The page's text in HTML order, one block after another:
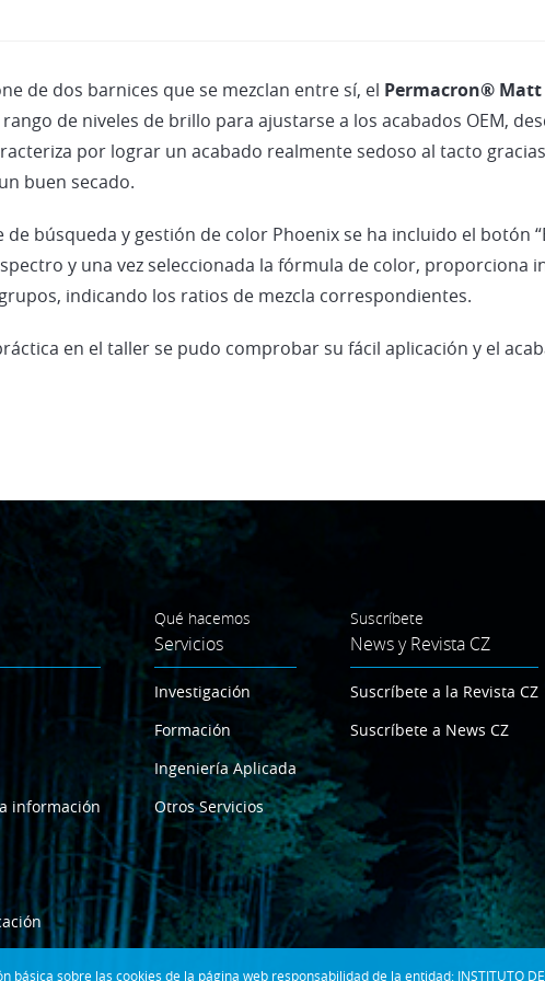
básica sobre las cookies de la página web responsabilidad de la entidad: INSTITUTO
de dos barnices que se mezclan entre sí, el Permacron® Matt
de niveles de brillo para ajustarse a los acabados OEM,
por lograr un acabado realmente sedoso al tacto
buen secado.
de búsqueda y gestión de color Phoenix se ha incluido el
y una vez seleccionada la fórmula de color, proporciona
indicando los ratios de mezcla correspondientes.
en el taller se pudo comprobar su fácil aplicación y el
información
Qué hacemos
Servicios
Investigación
Formación
Ingeniería Aplicada
Otros Servicios
Suscríbete
News y Revista CZ
Suscríbete a la Revista CZ
Suscríbete a News CZ